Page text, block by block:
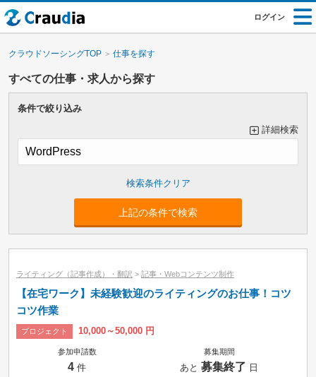
ログイン
クラウドソーシングTOP 仕事を探す
すべての仕事・求人から探す
条件で絞り込み
詳細検索
上記の条件で検索
ライティング（記事作成）・翻訳 > 記事・Webコンテンツ制作
【在宅ワーク】未経験歓迎のライティングのお仕事！コツ
コツ作業
プロジェクト 10,000～50,000 円
参加申請数
4 件
募集期間
あと募集終了 日